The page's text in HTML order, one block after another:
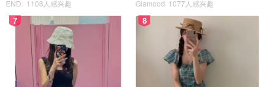
END. 1108人感兴趣 Glamood 1077人感兴趣
7 8